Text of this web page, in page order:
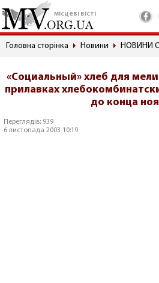
місцеві вісті
Головна сторінка Новини НОВИНИ
«Социальный» хлеб для
прилавках
до конца
Переглядів: 939
6 листопада 2003 10:19